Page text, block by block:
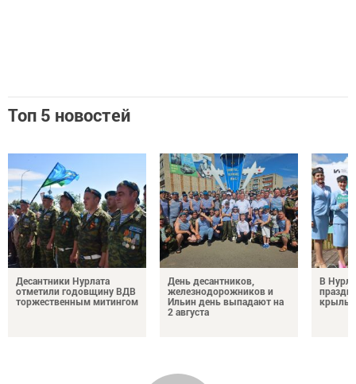
Топ 5 новостей
Десантники Нурлата
отметили годовщину ВДВ
торжественным митингом
День десантников,
железнодорожников и
Ильин день выпадают на
2 августа
В